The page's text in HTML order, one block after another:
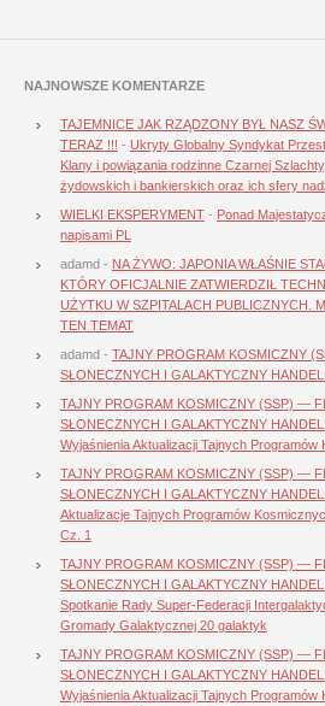
NAJNOWSZE KOMENTARZE
TAJEMNICE JAK RZĄDZONY BYŁ NASZ
TERAZ !!! - Ukryty Globalny Syndykat
Klany i powiązania rodzinne Czarnej
żydowskich i bankierskich oraz ich sfery
WIELKI EKSPERYMENT - Ponad
napisami PL
adamd - NA ŻYWO: JAPONIA WŁAŚNIE
KTÓRY OFICJALNIE ZATWIERDZIŁ
UŻYTKU W SZPITALACH PUBLICZNYCH.
TEN TEMAT
adamd - TAJNY PROGRAM KOSMICZNY
SŁONECZNYCH I GALAKTYCZNY
TAJNY PROGRAM KOSMICZNY (SSP) —
SŁONECZNYCH I GALAKTYCZNY
Wyjaśnienia Aktualizacji Tajnych
TAJNY PROGRAM KOSMICZNY (SSP) —
SŁONECZNYCH I GALAKTYCZNY
Aktualizacje Tajnych Programów
Cz. 1
TAJNY PROGRAM KOSMICZNY (SSP) —
SŁONECZNYCH I GALAKTYCZNY
Spotkanie Rady Super-Federacji
Gromady Galaktycznej 20 galaktyk
TAJNY PROGRAM KOSMICZNY (SSP) —
SŁONECZNYCH I GALAKTYCZNY
Wyjaśnienia Aktualizacji Tajnych